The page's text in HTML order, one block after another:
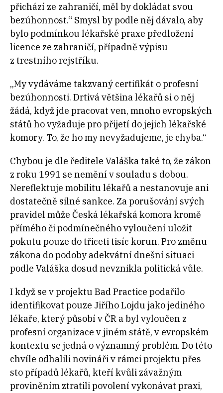
přichází ze zahraničí, měl by dokládat svou
bezúhonnost.“ Smysl by podle něj dávalo, aby
bylo podmínkou lékařské praxe předložení
licence ze zahraničí, případně výpisu
z trestního rejstříku.
„My vydáváme takzvaný certifikát o profesní
bezúhonnosti. Drtivá většina lékařů si o něj
žádá, když jde pracovat ven, mnoho evropských
států ho vyžaduje pro přijetí do jejich lékařské
komory. To, že ho my nevyžadujeme, je chyba.“
Chybou je dle ředitele Valáška také to, že zákon
z roku 1991 se nemění v souladu s dobou.
Nereflektuje mobilitu lékařů a nestanovuje ani
dostatečně silné sankce. Za porušování svých
pravidel může Česká lékařská komora kromě
přímého či podmínečného vyloučení uložit
pokutu pouze do třiceti tisíc korun. Pro změnu
zákona do podoby adekvátní dnešní situaci
podle Valáška dosud nevznikla politická vůle.
I když se v projektu Bad Practice podařilo
identifikovat pouze Jiřího Lojdu jako jediného
lékaře, který působí v ČR a byl vyloučen z
profesní organizace v jiném státě, v evropském
kontextu se jedná o významný problém. Do této
chvíle odhalili novináři v rámci projektu přes
sto případů lékařů, kteří kvůli závažným
proviněním ztratili povolení vykonávat praxi,